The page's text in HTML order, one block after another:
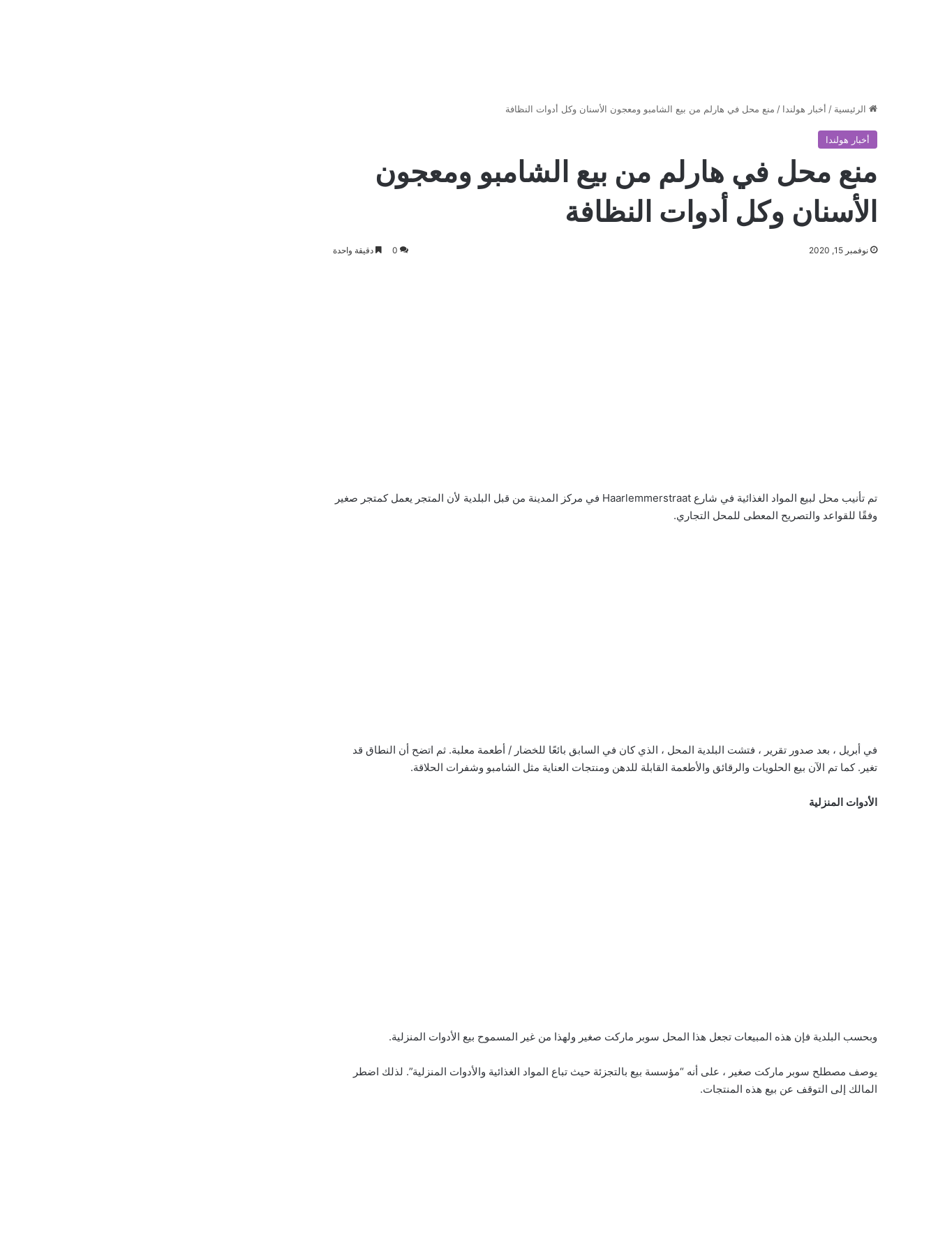
الرئيسية / أخبار هولندا / منع محل في هارلم من بيع الشامبو ومعجون الأسنان وكل أدوات النظافة
أخبار هولندا
منع محل في هارلم من بيع الشامبو ومعجون
الأسنان وكل أدوات النظافة
نوفمبر 15, 2020 0 دقيقة واحدة
تم تأنيب محل لبيع المواد الغذائية في شارع Haarlemmerstraat في مركز المدينة من قبل البلدية لأن المتجر يعمل كمتجر صغير
وفقًا للقواعد والتصريح المعطى للمحل التجاري.
في أبريل ، بعد صدور تقرير ، فتشت البلدية المحل ، الذي كان في السابق بائعًا للخضار / أطعمة معلبة. ثم اتضح أن النطاق قد
تغير. كما تم الآن بيع الحلويات والرقائق والأطعمة القابلة للدهن ومنتجات العناية مثل الشامبو وشفرات الحلاقة.
الأدوات المنزلية
وبحسب البلدية فإن هذه المبيعات تجعل هذا المحل سوبر ماركت صغير ولهذا من غير المسموح بيع الأدوات المنزلية.
يوصف مصطلح سوبر ماركت صغير ، على أنه “مؤسسة بيع بالتجزئة حيث تباع المواد الغذائية والأدوات المنزلية”. لذلك اضطر
المالك إلى التوقف عن بيع هذه المنتجات.